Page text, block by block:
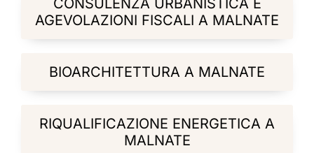
CONSULENZA URBANISTICA E
AGEVOLAZIONI FISCALI A MALNATE
BIOARCHITETTURA A MALNATE
RIQUALIFICAZIONE ENERGETICA A
MALNATE